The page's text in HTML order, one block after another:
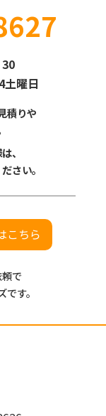
土曜日
積りや
、
さい。
こちら
で
す。